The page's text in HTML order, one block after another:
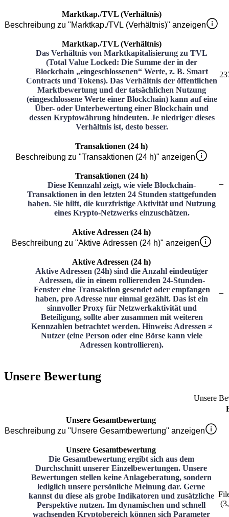
Marktkap./TVL (Verhältnis)
Beschreibung zu "Marktkap./TVL (Verhältnis)" anzeigen
Marktkap./TVL (Verhältnis)
Das Verhältnis von Marktkapitalisierung zu TVL
(Total Value Locked: Die Summe der in der
Blockchain „eingeschlossenen“ Werte, z. B. Smart
Contracts und Tokens). Das Verhältnis der öffentlichen
Marktbewertung und der tatsächlichen Nutzung
(eingeschlossene Werte einer Blockchain) kann auf eine
Über- oder Unterbewertung einer Blockchain und
dessen Kryptowährung hindeuten. Je niedriger dieses
Verhältnis ist, desto besser.
Transaktionen (24 h)
Beschreibung zu "Transaktionen (24 h)" anzeigen
Transaktionen (24 h)
Diese Kennzahl zeigt, wie viele Blockchain-
Transaktionen in den letzten 24 Stunden stattgefunden
haben. Sie hilft, die kurzfristige Aktivität und Nutzung
eines Krypto-Netzwerks einzuschätzen.
–
Aktive Adressen (24 h)
Beschreibung zu "Aktive Adressen (24 h)" anzeigen
Aktive Adressen (24 h)
Aktive Adressen (24h) sind die Anzahl eindeutiger
Adressen, die in einem rollierenden 24-Stunden-
Fenster eine Transaktion gesendet oder empfangen
haben, pro Adresse nur einmal gezählt. Das ist ein
sinnvoller Proxy für Netzwerkaktivität und
Beteiligung, sollte aber zusammen mit weiteren
Kennzahlen betrachtet werden. Hinweis: Adressen ≠
Nutzer (eine Person oder eine Börse kann viele
Adressen kontrollieren).
–
Unsere Bewertung
Unsere
Unsere Gesamtbewertung
Beschreibung zu "Unsere Gesamtbewertung" anzeigen
Unsere Gesamtbewertung
Die Gesamtbewertung ergibt sich aus dem
Durchschnitt unserer Einzelbewertungen. Unsere
Bewertungen stellen keine Anlageberatung, sondern
lediglich unsere persönliche Meinung dar. Gerne
kannst du diese als grobe Indikatoren und zusätzliche
Perspektive nutzen. Im dynamischen und schnell
wachsenden Kryptobereich können sich Parameter
(